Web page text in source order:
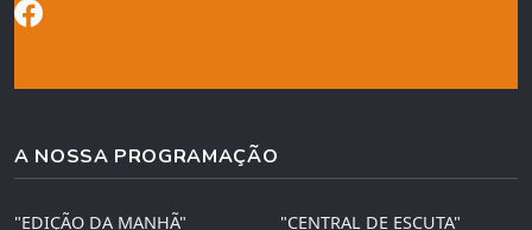
A NOSSA PROGRAMAÇÃO
"EDIÇÃO DA MANHÃ" "CENTRAL DE ESCUTA"